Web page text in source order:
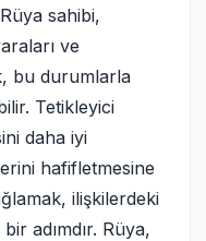
sahibi,
ve
bu durumlarla
Tetikleyici
daha iyi
hafifletmesine
ilişkilerdeki
adımdır. Rüya,